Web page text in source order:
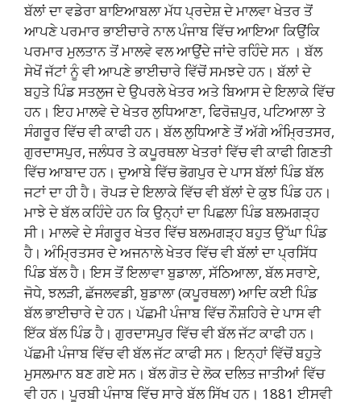
ਬੱਲਾਂ ਦਾ ਵਡੇਰਾ ਬਾਇਆਬਲਾ ਮੱਧ ਪ੍ਰਦੇਸ਼ ਦੇ ਮਾਲਵਾ ਖੇਤਰ ਤੋਂ
ਆਪਣੇ ਪਰਮਾਰ ਭਾਈਚਾਰੇ ਨਾਲ ਪੰਜਾਬ ਵਿੱਚ ਆਇਆ ਕਿਉਂਕਿ
ਪਰਮਾਰ ਮੁਲਤਾਨ ਤੋਂ ਮਾਲਵੇ ਵਲ ਆਉਂਦੇ ਜਾਂਦੇ ਰਹਿੰਦੇ ਸਨ । ਬੱਲ
ਸੇਖੋਂ ਜੱਟਾਂ ਨੂੰ ਵੀ ਆਪਣੇ ਭਾਈਚਾਰੇ ਵਿੱਚੋਂ ਸਮਝਦੇ ਹਨ। ਬੱਲਾਂ ਦੇ
ਬਹੁਤੇ ਪਿੰਡ ਸਤਲੁਜ ਦੇ ਉਪਰਲੇ ਖੇਤਰ ਅਤੇ ਬਿਆਸ ਦੇ ਇਲਾਕੇ ਵਿੱਚ
ਹਨ। ਇਹ ਮਾਲਵੇ ਦੇ ਖੇਤਰ ਲੁਧਿਆਣਾ, ਫਿਰੋਜ਼ਪੁਰ, ਪਟਿਆਲਾ ਤੇ
ਸੰਗਰੂਰ ਵਿੱਚ ਵੀ ਕਾਫੀ ਹਨ। ਬੱਲ ਲੁਧਿਆਣੇ ਤੋਂ ਅੱਗੇ ਅੰਮ੍ਰਿਤਸਰ,
ਗੁਰਦਾਸਪੁਰ, ਜਲੰਧਰ ਤੇ ਕਪੂਰਥਲਾ ਖੇਤਰਾਂ ਵਿੱਚ ਵੀ ਕਾਫੀ ਗਿਣਤੀ
ਵਿੱਚ ਆਬਾਦ ਹਨ। ਦੁਆਬੇ ਵਿੱਚ ਭੋਗਪੁਰ ਦੇ ਪਾਸ ਬੱਲਾਂ ਪਿੰਡ ਬੱਲ
ਜਟਾਂ ਦਾ ਹੀ ਹੈ। ਰੋਪੜ ਦੇ ਇਲਾਕੇ ਵਿੱਚ ਵੀ ਬੱਲਾਂ ਦੇ ਕੁਝ ਪਿੰਡ ਹਨ।
ਮਾਝੇ ਦੇ ਬੱਲ ਕਹਿੰਦੇ ਹਨ ਕਿ ਉਨ੍ਹਾਂ ਦਾ ਪਿਛਲਾ ਪਿੰਡ ਬਲਮਗੜ੍ਹ
ਸੀ। ਮਾਲਵੇ ਦੇ ਸੰਗਰੂਰ ਖੇਤਰ ਵਿੱਚ ਬਲਮਗੜ੍ਹ ਬਹੁਤ ਉੱਘਾ ਪਿੰਡ
ਹੈ। ਅੰਮ੍ਰਿਤਸਰ ਦੇ ਅਜਨਾਲੇ ਖੇਤਰ ਵਿੱਚ ਵੀ ਬੱਲਾਂ ਦਾ ਪ੍ਰਸਿੱਧ
ਪਿੰਡ ਬੱਲ ਹੈ। ਇਸ ਤੋਂ ਇਲਾਵਾ ਬੁਡਾਲਾ, ਸੱਠਿਆਲਾ, ਬੱਲ ਸਰਾਏ,
ਜੋਧੇ, ਝਲੜੀ, ਛੱਜਲਵਡੀ, ਬੁਡਾਲਾ (ਕਪੂਰਥਲਾ) ਆਦਿ ਕਈ ਪਿੰਡ
ਬੱਲ ਭਾਈਚਾਰੇ ਦੇ ਹਨ। ਪੱਛਮੀ ਪੰਜਾਬ ਵਿੱਚ ਨੌਸ਼ਹਿਰੇ ਦੇ ਪਾਸ ਵੀ
ਇੱਕ ਬੱਲ ਪਿੰਡ ਹੈ। ਗੁਰਦਾਸਪੁਰ ਵਿੱਚ ਵੀ ਬੱਲ ਜੱਟ ਕਾਫੀ ਹਨ।
ਪੱਛਮੀ ਪੰਜਾਬ ਵਿੱਚ ਵੀ ਬੱਲ ਜੱਟ ਕਾਫੀ ਸਨ। ਇਨ੍ਹਾਂ ਵਿੱਚੋਂ ਬਹੁਤੇ
ਮੁਸਲਮਾਨ ਬਣ ਗਏ ਸਨ। ਬੱਲ ਗੋਤ ਦੇ ਲੋਕ ਦਲਿਤ ਜਾਤੀਆਂ ਵਿੱਚ
ਵੀ ਹਨ। ਪੂਰਬੀ ਪੰਜਾਬ ਵਿੱਚ ਸਾਰੇ ਬੱਲ ਸਿੱਖ ਹਨ। 1881 ਈਸਵੀ